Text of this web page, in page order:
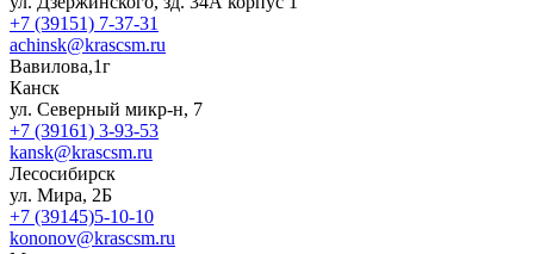
+7 (39151) 7-37-31
achinsk@krascsm.ru
Вавилова,1г
Канск
ул. Северный микр-н, 7
+7 (39161) 3-93-53
kansk@krascsm.ru
Лесосибирск
ул. Мира, 2Б
+7 (39145)5-10-10
kononov@krascsm.ru